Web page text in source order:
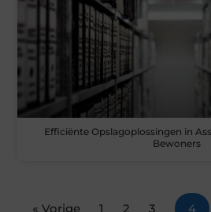
Efficiënte Opslagoplossingen in
Bewoners
« Vorige 1 2 3 4